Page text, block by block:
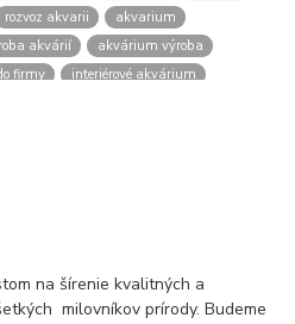
rozvoz akvarii
akvarium
akvárií
akvárium výroba
firmy
interiérové akvárium
želva
korytnačky
na šírenie kvalitných a
milovníkov prírody. Budeme